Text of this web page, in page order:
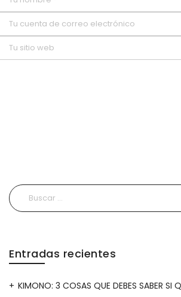
Buscar:
Entradas recientes
KIMONO: 3 COSAS QUE DEBES SABER SI